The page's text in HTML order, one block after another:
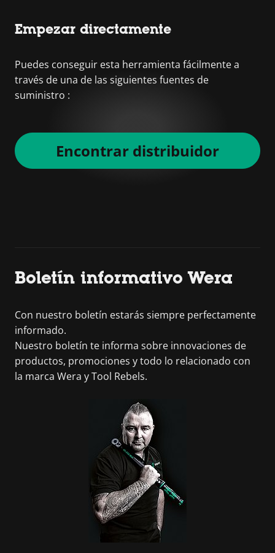
Empezar directamente
Puedes conseguir esta herramienta fácilmente a
través de una de las siguientes fuentes de
suministro :
Encontrar distribuidor
Boletín informativo Wera
Con nuestro boletín estarás siempre perfectamente
informado.
Nuestro boletín te informa sobre innovaciones de
productos, promociones y todo lo relacionado con
la marca Wera y Tool Rebels.